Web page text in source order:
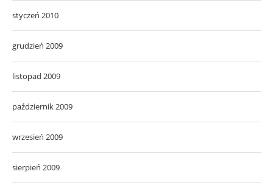
styczeń 2010
grudzień 2009
listopad 2009
październik 2009
wrzesień 2009
sierpień 2009